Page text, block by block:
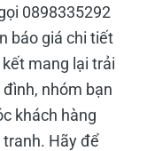
0898335292
báo giá chi tiết
mang lại trải
nhóm bạn
khách hàng
tranh. Hãy để